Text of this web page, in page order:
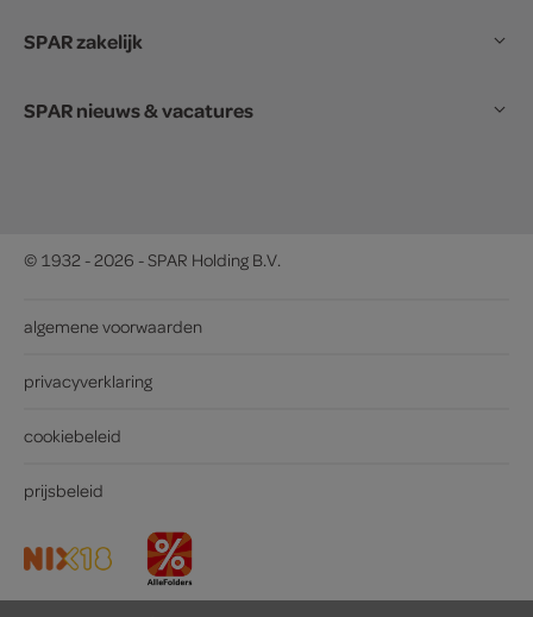
SPAR zakelijk
SPAR nieuws & vacatures
© 1932 - 2026 - SPAR Holding B.V.
algemene voorwaarden
privacyverklaring
cookiebeleid
prijsbeleid